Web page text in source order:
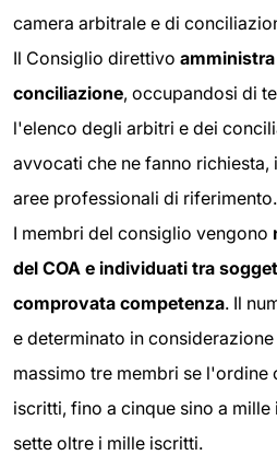
camera arbitrale e di
Il Consiglio direttivo amministra
conciliazione, occupandosi di
l'elenco degli arbitri e dei
avvocati che ne fanno
aree professionali di riferimento.
I membri del consiglio vengono
del COA e individuati tra
comprovata competenza. Il
e determinato in
massimo tre membri se l'ordine
iscritti, fino a cinque sino a
sette oltre i mille iscritti.